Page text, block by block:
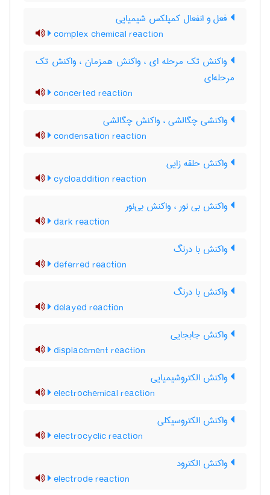
فعل و انفعال کمپلکس شیمیایی
complex chemical reaction
واکنش تک مرحله ای ، واکنش همزمان ، واکنش تک
مرحله‌ای
concerted reaction
واکنشی چگالشی ، واکنش چگالشی
condensation reaction
واکنش حلقه زایی
cycloaddition reaction
واکنش بی نور ، واکنش بی‌نور
dark reaction
واکنش با درنگ
deferred reaction
واکنش با درنگ
delayed reaction
واکنش جابجایی
displacement reaction
واکنش الکتروشیمیایی
electrochemical reaction
واکنش الکتروسیکلی
electrocyclic reaction
واکنش الکترود
electrode reaction